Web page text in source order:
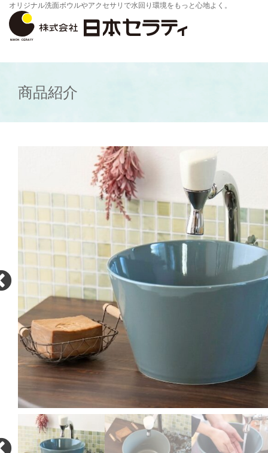
オリジナル洗面ボウルやアクセサリで水回り環境をもっと心地よく。
商品紹介